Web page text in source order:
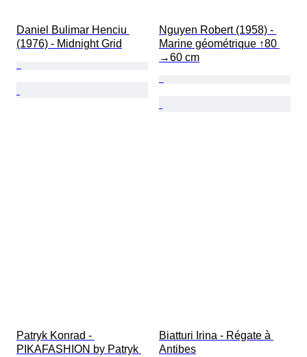
Daniel Bulimar Henciu
(1976) - Midnight Grid
Nguyen Robert (1958) -
Marine géométrique ↑80
→60 cm
Patryk Konrad -
PIKAFASHION by Patryk
Biatturi Irina - Régate à
Antibes